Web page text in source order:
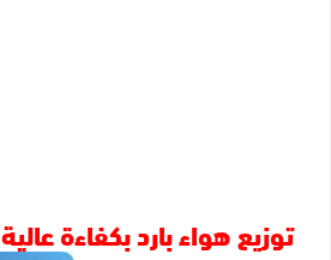
توزيع هواء بارد بكفاءة عالية